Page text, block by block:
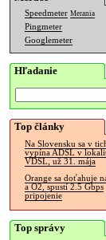
Speedmeter Merania
Pingmeter
Googlemeter
Hľadanie
Top články
Na Slovensku sa v
vypína ADSL v
VDSL, už 31. mája
Orange sa doťahuje
a O2, spustí 2.5 Gbps
pripojenie
Top správy